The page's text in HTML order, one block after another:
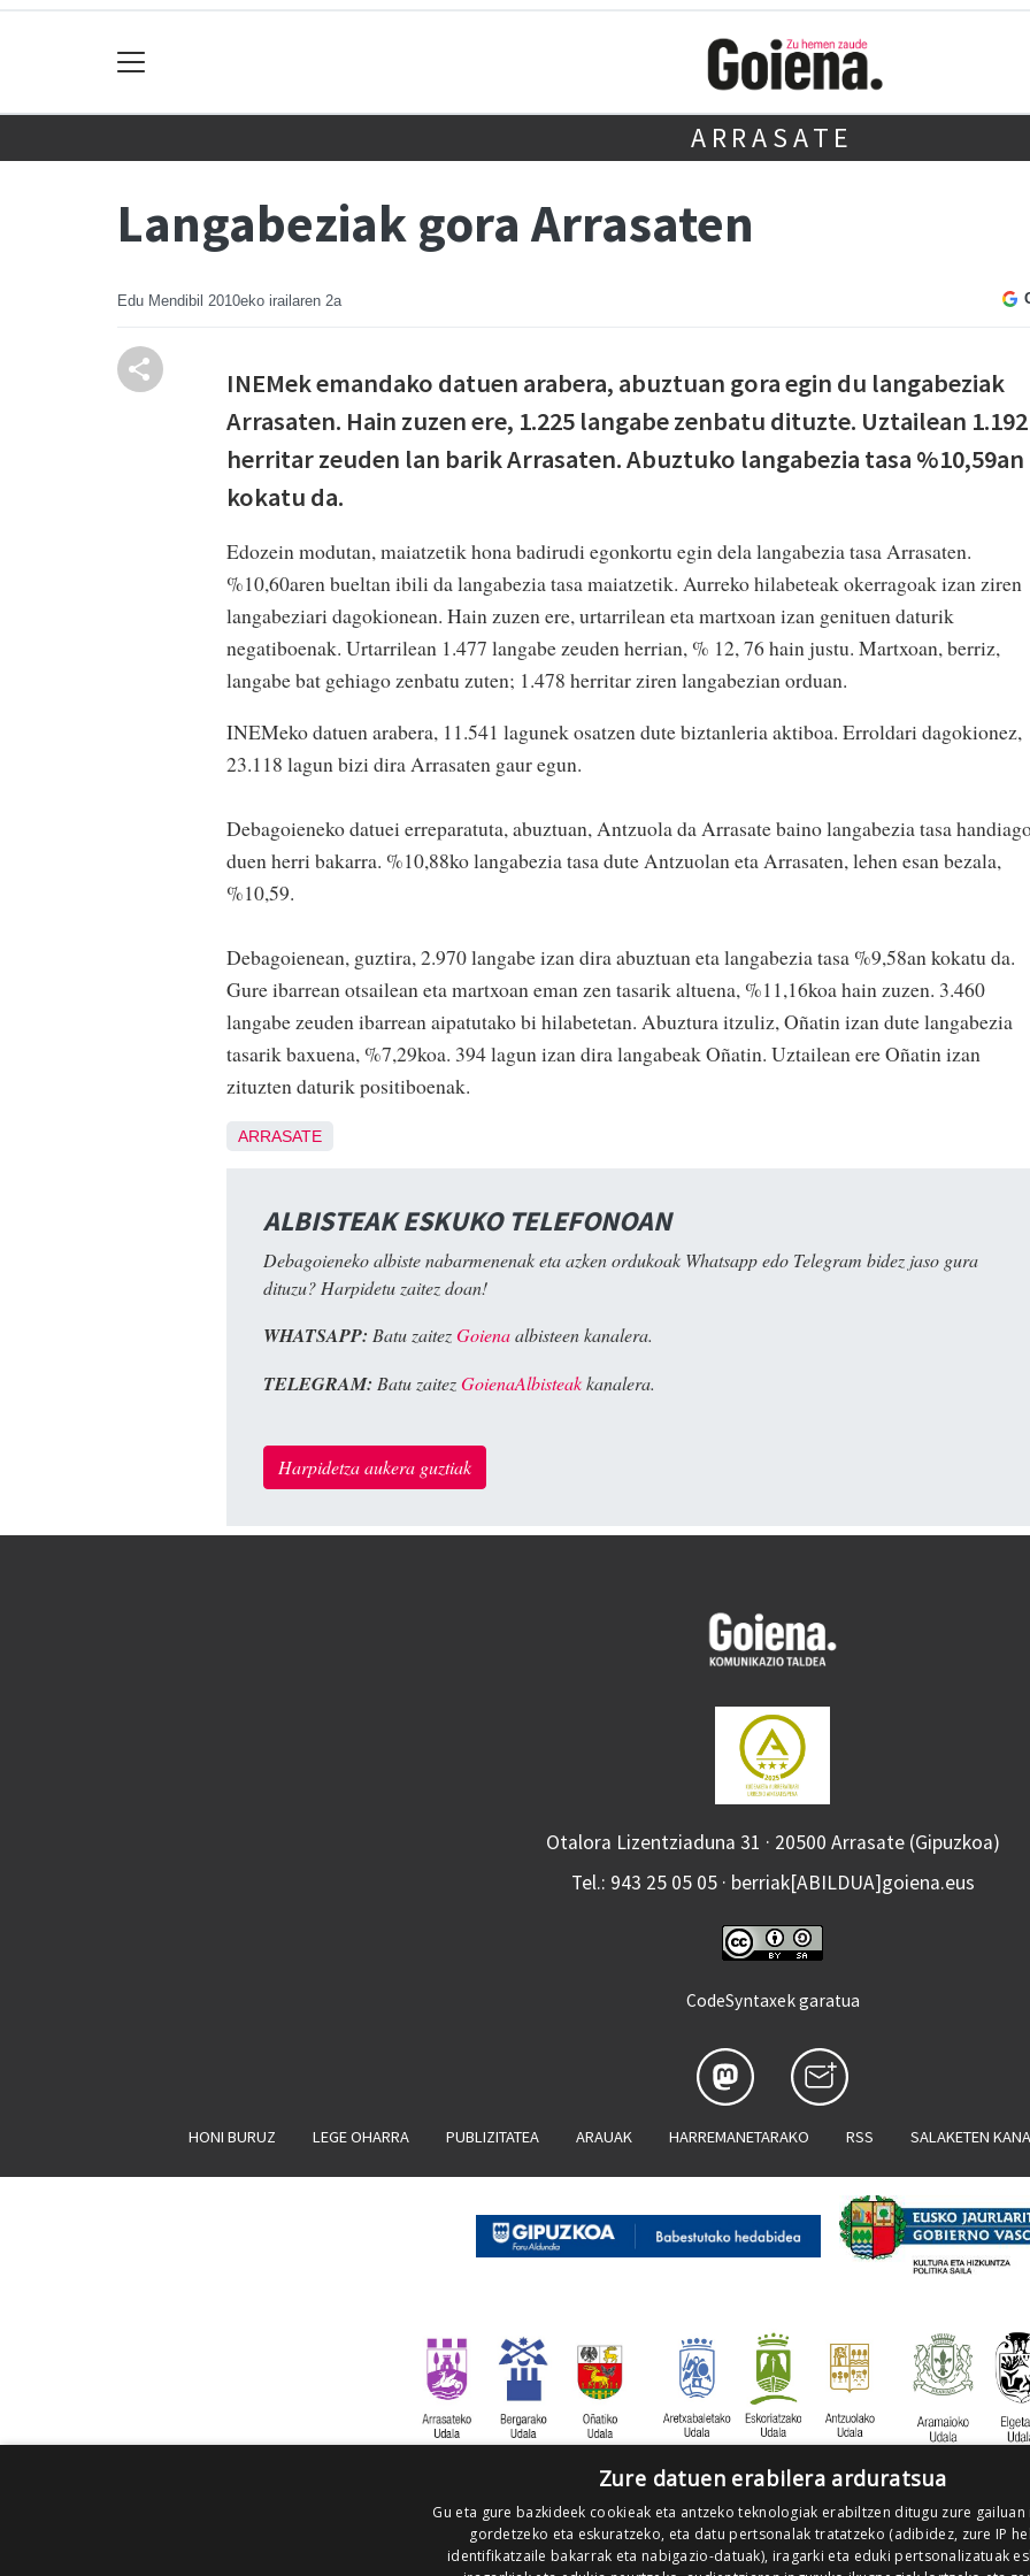
ARRASATE
Langabeziak gora Arrasaten
Edu Mendibil 2010eko irailaren 2a
INEMek emandako datuen arabera, abuztuan gora egin du langabeziak
Arrasaten. Hain zuzen ere, 1.225 langabe zenbatu dituzte. Uztailean 1.192
herritar zeuden lan barik Arrasaten. Abuztuko langabezia tasa %10,59an
kokatu da.
Edozein modutan, maiatzetik hona badirudi egonkortu egin dela langabezia tasa Arrasaten.
%10,60aren bueltan ibili da langabezia tasa maiatzetik. Aurreko hilabeteak okerragoak izan ziren
langabeziari dagokionean. Hain zuzen ere, urtarrilean eta martxoan izan genituen daturik
negatiboenak. Urtarrilean 1.477 langabe zeuden herrian, % 12, 76 hain justu. Martxoan, berriz,
langabe bat gehiago zenbatu zuten; 1.478 herritar ziren langabezian orduan.
INEMeko datuen arabera, 11.541 lagunek osatzen dute biztanleria aktiboa. Erroldari dagokionez,
23.118 lagun bizi dira Arrasaten gaur egun.
Debagoieneko datuei erreparatuta, abuztuan, Antzuola da Arrasate baino langabezia tasa
duen herri bakarra. %10,88ko langabezia tasa dute Antzuolan eta Arrasaten, lehen esan bezala,
%10,59.
Debagoienean, guztira, 2.970 langabe izan dira abuztuan eta langabezia tasa %9,58an kokatu da.
Gure ibarrean otsailean eta martxoan eman zen tasarik altuena, %11,16koa hain zuzen. 3.460
langabe zeuden ibarrean aipatutako bi hilabetetan. Abuztura itzuliz, Oñatin izan dute langabezia
tasarik baxuena, %7,29koa. 394 lagun izan dira langabeak Oñatin. Uztailean ere Oñatin izan
zituzten daturik positiboenak.
ARRASATE
ALBISTEAK ESKUKO TELEFONOAN
Debagoieneko albiste nabarmenenak eta azken ordukoak Whatsapp edo Telegram bidez jaso gura
dituzu? Harpidetu zaitez doan!
WHATSAPP: Batu zaitezGoienaalbisteen kanalera.
TELEGRAM: Batu zaitezGoienaAlbisteakkanalera.
Harpidetza aukera guztiak
Otalora Lizentziaduna 31 · 20500 Arrasate (Gipuzkoa)
Tel.: 943 25 05 05 · berriak[ABILDUA]goiena.eus
CodeSyntaxek garatua
HONI BURUZ LEGE OHARRA PUBLIZITATEA ARAUAK HARREMANETARAKO RSS SALAKETEN
Zure datuen erabilera arduratsua
Gu eta gure bazkideek cookieak eta antzeko teknologiak erabiltzen ditugu zure
gordetzeko eta eskuratzeko, eta datu pertsonalak tratatzeko (adibidez, zure IP
identifikatzaile bakarrak eta nabigazio-datuak), iragarki eta eduki pertsonalizatuak